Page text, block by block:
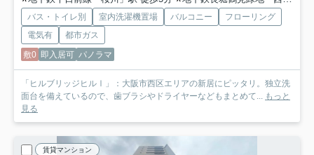
バス・トイレ別 室内洗濯機置場 バルコニー
フローリング
電気有
都市ガス
敷0 即入居可 パノラマ
「ヒルブリッジヒルⅠ」：大阪市西区エリアの新居にピッタリ。独立洗
面台を備えているので、歯ブラシやドライヤーなどもまとめて... もっと
見る
賃貸マンション